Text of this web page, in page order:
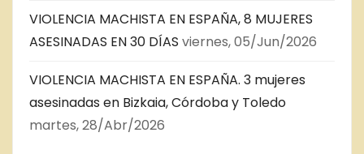
VIOLENCIA MACHISTA EN ESPAÑA, 8 MUJERES
ASESINADAS EN 30 DÍAS viernes, 05/Jun/2026
VIOLENCIA MACHISTA EN ESPAÑA. 3 mujeres
asesinadas en Bizkaia, Córdoba y Toledo
martes, 28/Abr/2026